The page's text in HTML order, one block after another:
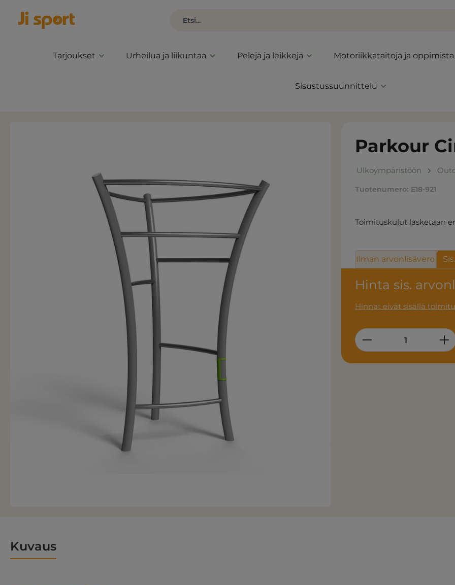
Tarjoukset Urheilua ja liikuntaa Pelejä ja leikkejä Motoriikkataitoja ja oppimista
Sisustussuunnittelu
Parkour
Ulkoympäristöön
Tuotenumero: E18-921
Toimituskulut lasketaan
Hinta sis.
Hinnat eivät sisällä
Ilman arvonlisävero
Product
Kuvaus